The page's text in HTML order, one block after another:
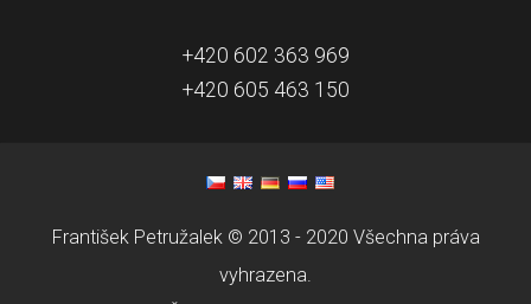
+420 602 363 969
+420 605 463 150
František Petružalek © 2013 - 2020 Všechna práva
vyhrazena.